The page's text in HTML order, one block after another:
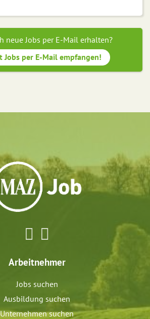
neue Jobs per E-Mail erhalten?
Jobs per E-Mail empfangen!
Arbeitnehmer
Jobs suchen
Ausbildung suchen
Unternehmen suchen